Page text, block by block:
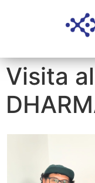
Visita